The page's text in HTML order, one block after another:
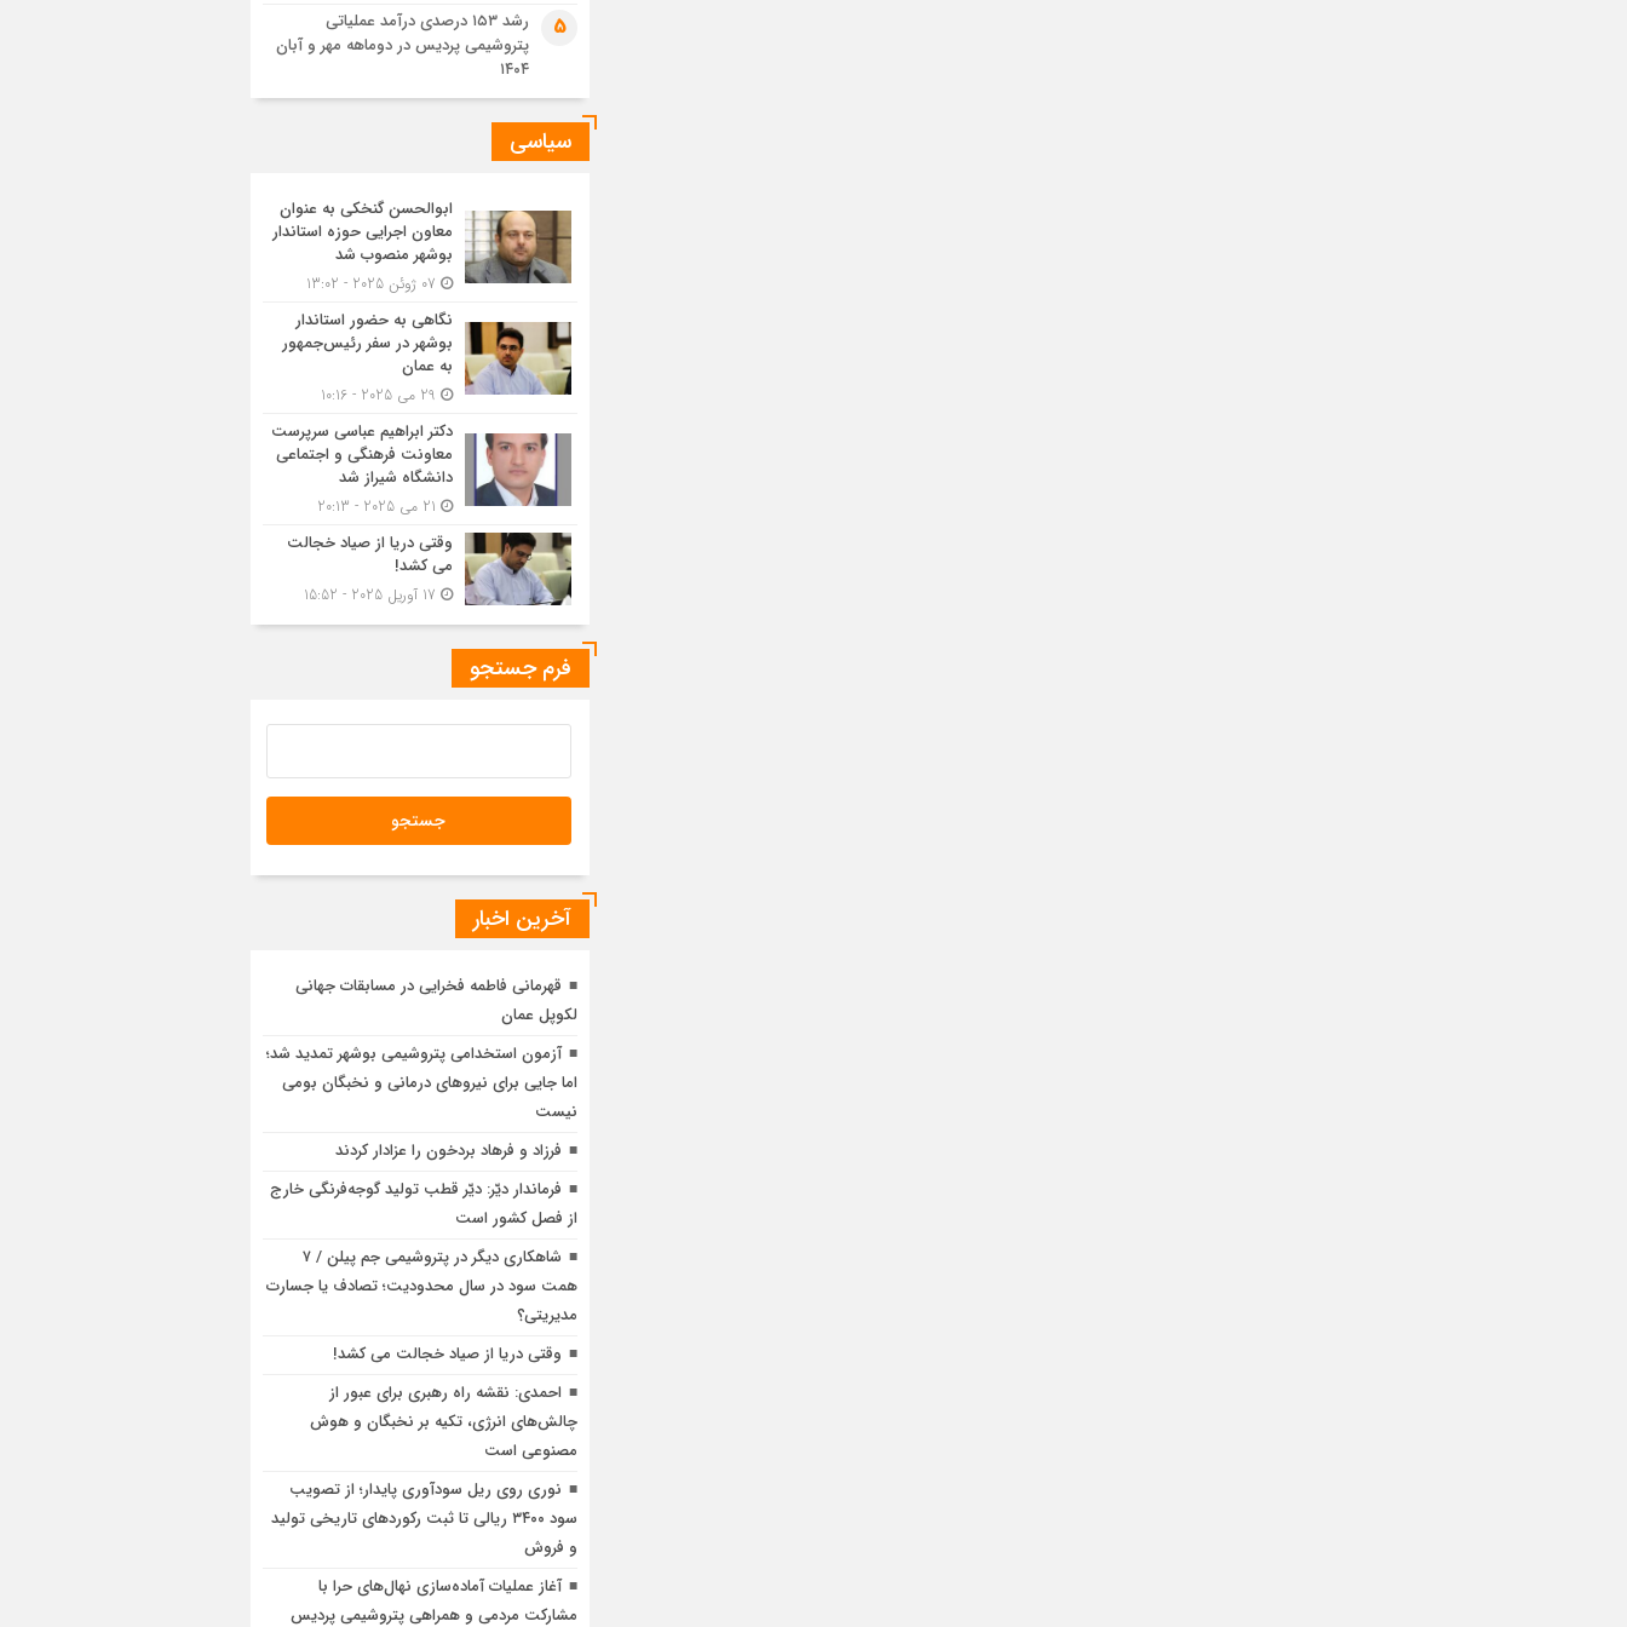
5
رشد ۱۵۳ درصدی درآمد عملیاتی
پتروشیمی پردیس در دوماهه مهر و آبان
۱۴۰۴
سیاسی
ابوالحسن گنخکی به عنوان
معاون اجرایی حوزه استاندار
بوشهر منصوب شد
نگاهی به حضور استاندار
بوشهر در سفر رئیس‌جمهور
به عمان
دکتر ابراهیم عباسی سرپرست
معاونت فرهنگی و اجتماعی
دانشگاه شیراز شد
وقتی دریا از صیاد خجالت
می کشد!
فرم جستجو
آخرین اخبار
قهرمانی فاطمه فخرایی در مسابقات جهانی
لکوپل عمان
آزمون استخدامی پتروشیمی بوشهر تمدید شد؛
اما جایی برای نیروهای درمانی و نخبگان بومی
نیست
فرزاد و فرهاد بردخون را عزادار کردند
فرماندار دیّر: دیّر قطب تولید گوجه‌فرنگی خارج
از فصل کشور است
شاهکاری دیگر در پتروشیمی جم پیلن / ۷
همت سود در سال محدودیت؛ تصادف یا جسارت
مدیریتی؟
وقتی دریا از صیاد خجالت می کشد!
احمدی: نقشه راه رهبری برای عبور از
چالش‌های انرژی، تکیه بر نخبگان و هوش
مصنوعی است
نوری روی ریل سودآوری پایدار؛ از تصویب
سود ۳۴۰۰ ریالی تا ثبت رکوردهای تاریخی تولید
و فروش
آغاز عملیات آماده‌سازی نهال‌های حرا با
مشارکت مردمی و همراهی پتروشیمی پردیس